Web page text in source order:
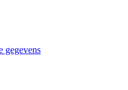
gegevens